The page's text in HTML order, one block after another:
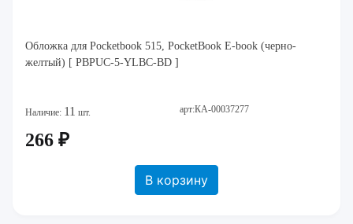
Обложка для Pocketbook 515, PocketBook E-book (черно-
желтый) [ PBPUC-5-YLBC-BD ]
Наличие: 11 шт. арт:КА-00037277
266 ₽
В корзину